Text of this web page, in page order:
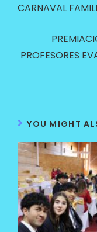
CARNAVAL
PROFESORES
YOU MIGHT